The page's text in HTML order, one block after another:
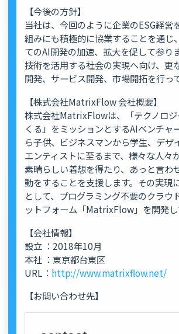
【今後の方針】
当社は、今回のように企業のESG経営
組みにも積極的に協業することを通じ
てのAI開発の加速、拡大を促して参り
技術を活用する社会の実現へ向け、更
開発、サービス開発、市場開拓を行っ
【株式会社MatrixFlow 会社概要】
株式会社MatrixFlowは、「テクノロジ
くる」をミッションとするAIベンチャ
ら子供、ビジネスマンから学生、デザ
エンティストに至るまで、様々な人々
素晴らしい着想を得たり、あっと言わ
動をすることを支援します。その実現
として、プログラミング不要のクラウ
ットフォーム「MatrixFlow」を開発し
【会社情報】
設立 ：2018年10月
本社 ：東京都台東区
URL： http://www.matrixflow.net/
【お問い合わせ先】